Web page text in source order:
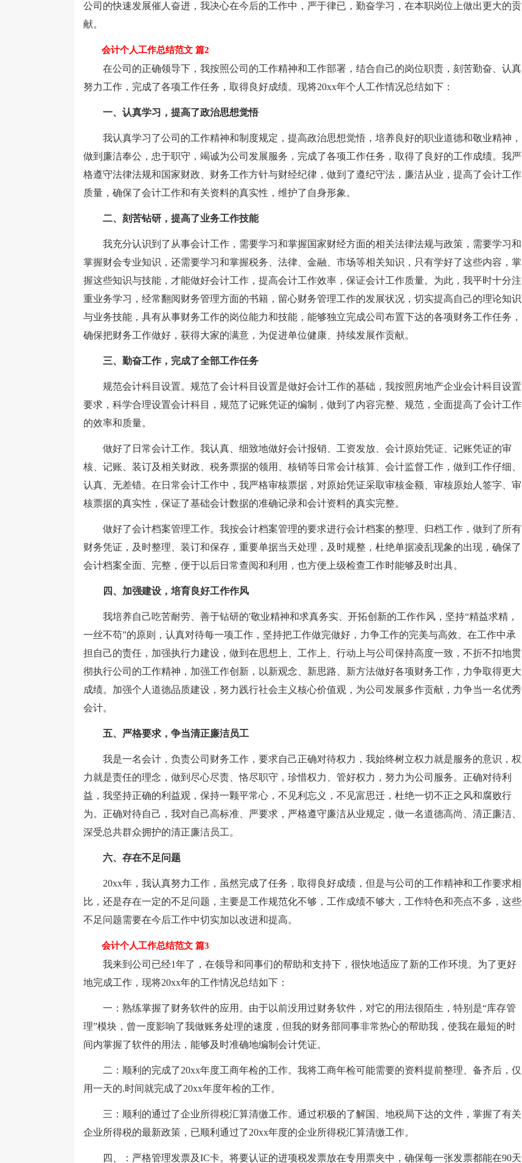
公司的快速发展催人奋进，我决心在今后的工作中，严于律已，勤奋学习，在本职岗位上做出更大的贡
献。
会计个人工作总结范文 篇2
在公司的正确领导下，我按照公司的工作精神和工作部署，结合自己的岗位职责，刻苦勤奋、认真
努力工作，完成了各项工作任务，取得良好成绩。现将20xx年个人工作情况总结如下：
一、认真学习，提高了政治思想觉悟
我认真学习了公司的工作精神和制度规定，提高政治思想觉悟，培养良好的职业道德和敬业精神，
做到廉洁奉公，忠于职守，竭诚为公司发展服务，完成了各项工作任务，取得了良好的工作成绩。我严
格遵守法律法规和国家财政、财务工作方针与财经纪律，做到了遵纪守法，廉洁从业，提高了会计工作
质量，确保了会计工作和有关资料的真实性，维护了自身形象。
二、刻苦钻研，提高了业务工作技能
我充分认识到了从事会计工作，需要学习和掌握国家财经方面的相关法律法规与政策，需要学习和
掌握财会专业知识，还需要学习和掌握税务、法律、金融、市场等相关知识，只有学好了这些内容，掌
握这些知识与技能，才能做好会计工作，提高会计工作效率，保证会计工作质量。为此，我平时十分注
重业务学习，经常翻阅财务管理方面的书籍，留心财务管理工作的发展状况，切实提高自己的理论知识
与业务技能，具有从事财务工作的岗位能力和技能，能够独立完成公司布置下达的各项财务工作任务，
确保把财务工作做好，获得大家的满意，为促进单位健康、持续发展作贡献。
三、勤奋工作，完成了全部工作任务
规范会计科目设置。规范了会计科目设置是做好会计工作的基础，我按照房地产企业会计科目设置
要求，科学合理设置会计科目，规范了记账凭证的编制，做到了内容完整、规范，全面提高了会计工作
的效率和质量。
做好了日常会计工作。我认真、细致地做好会计报销、工资发放、会计原始凭证、记账凭证的审
核、记账、装订及相关财政、税务票据的领用、核销等日常会计核算、会计监督工作，做到工作仔细、
认真、无差错。在日常会计工作中，我严格审核票据，对原始凭证采取审核金额、审核原始人签字、审
核票据的真实性，保证了基础会计数据的准确记录和会计资料的真实完整。
做好了会计档案管理工作。我按会计档案管理的要求进行会计档案的整理、归档工作，做到了所有
财务凭证，及时整理、装订和保存，重要单据当天处理，及时规整，杜绝单据凌乱现象的出现，确保了
会计档案全面、完整，便于以后日常查阅和利用，也方便上级检查工作时能够及时出具。
四、加强建设，培育良好工作作风
我培养自己吃苦耐劳、善于钻研的'敬业精神和求真务实、开拓创新的工作作风，坚持“精益求精，
一丝不苟”的原则，认真对待每一项工作，坚持把工作做完做好，力争工作的完美与高效。在工作中承
担自己的责任，加强执行力建设，做到在思想上、工作上、行动上与公司保持高度一致，不折不扣地贯
彻执行公司的工作精神，加强工作创新，以新观念、新思路、新方法做好各项财务工作，力争取得更大
成绩。加强个人道德品质建设，努力践行社会主义核心价值观，为公司发展多作贡献，力争当一名优秀
会计。
五、严格要求，争当清正廉洁员工
我是一名会计，负责公司财务工作，要求自己正确对待权力，我始终树立权力就是服务的意识，权
力就是责任的理念，做到尽心尽责、恪尽职守，珍惜权力、管好权力，努力为公司服务。正确对待利
益，我坚持正确的利益观，保持一颗平常心，不见利忘义，不见富思迁，杜绝一切不正之风和腐败行
为。正确对待自己，我对自己高标准、严要求，严格遵守廉洁从业规定，做一名道德高尚、清正廉洁、
深受总共群众拥护的清正廉洁员工。
六、存在不足问题
20xx年，我认真努力工作，虽然完成了任务，取得良好成绩，但是与公司的工作精神和工作要求相
比，还是存在一定的不足问题，主要是工作规范化不够，工作成绩不够大，工作特色和亮点不多，这些
不足问题需要在今后工作中切实加以改进和提高。
会计个人工作总结范文 篇3
我来到公司已经1年了，在领导和同事们的帮助和支持下，很快地适应了新的工作环境。为了更好
地完成工作，现将20xx年的工作情况总结如下：
一：熟练掌握了财务软件的应用。由于以前没用过财务软件，对它的用法很陌生，特别是“库存管
理”模块，曾一度影响了我做账务处理的速度，但我的财务部同事非常热心的帮助我，使我在最短的时
间内掌握了软件的用法，能够及时准确地编制会计凭证。
二：顺利的完成了20xx年度工商年检的工作。我将工商年检可能需要的资料提前整理、备齐后，仅
用一天的.时间就完成了20xx年度年检的工作。
三：顺利的通过了企业所得税汇算清缴工作。通过积极的了解国、地税局下达的文件，掌握了有关
企业所得税的最新政策，已顺利通过了20xx年度的企业所得税汇算清缴工作。
四、：严格管理发票及IC卡。将要认证的进项税发票放在专用票夹中，确保每一张发票都能在90天